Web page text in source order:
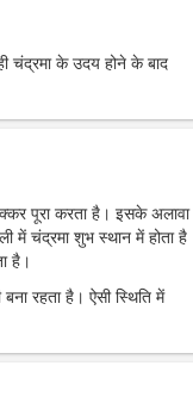
चंद्रमा के उदय होने के बाद
पूरा करता है। इसके अलावा
में चंद्रमा शुभ स्थान में होता है
है।
रहता है। ऐसी स्थिति में